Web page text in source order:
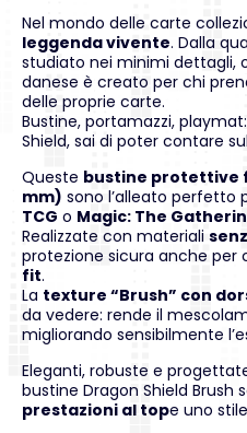
Nel mondo delle carte
leggenda vivente. Dalla
studiato nei minimi dettagli,
danese è creato per chi
delle proprie carte.
Bustine, portamazzi,
Shield, sai di poter contare
Queste bustine protettive
mm) sono l’alleato perfetto
TCG o Magic: The
Realizzate con materiali
protezione sicura anche per
fit.
La texture “Brush” con
da vedere: rende il
migliorando sensibilmente
Eleganti, robuste e
bustine Dragon Shield Brush
prestazioni al tope uno